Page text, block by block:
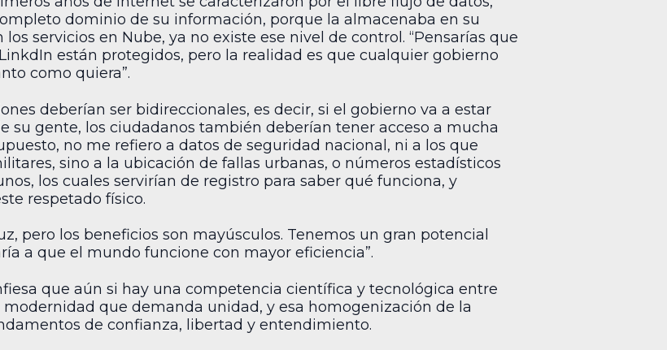
dominio de su información, porque la almacenaba en su
servicios en Nube, ya no existe ese nivel de control. “Pensarías que
están protegidos, pero la realidad es que cualquier gobierno
como quiera”.
deberían ser bidireccionales, es decir, si el gobierno va a estar
su gente, los ciudadanos también deberían tener acceso a mucha
no me refiero a datos de seguridad nacional, ni a los que
sino a la ubicación de fallas urbanas, o números estadísticos
los cuales servirían de registro para saber qué funciona, y
respetado físico.
pero los beneficios son mayúsculos. Tenemos un gran potencial
a que el mundo funcione con mayor eficiencia”.
que aún si hay una competencia científica y tecnológica entre
que demanda unidad, y esa homogenización de la
de confianza, libertad y entendimiento.